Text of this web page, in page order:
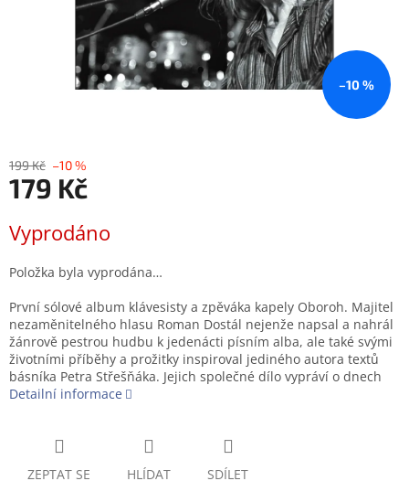
–10 %
199 Kč –10 %
179 Kč
cena:
Vyprodáno
Položka byla vyprodána…
První sólové album klávesisty a zpěváka kapely Oboroh. Majitel
nezaměnitelného hlasu Roman Dostál nejenže napsal a nahrál
žánrově pestrou hudbu k jedenácti písním alba, ale také svými
životními příběhy a prožitky inspiroval jediného autora textů
básníka Petra Střešňáka. Jejich společné dílo vypráví o dnech
Detailní informace
ZEPTAT SE HLÍDAT SDÍLET